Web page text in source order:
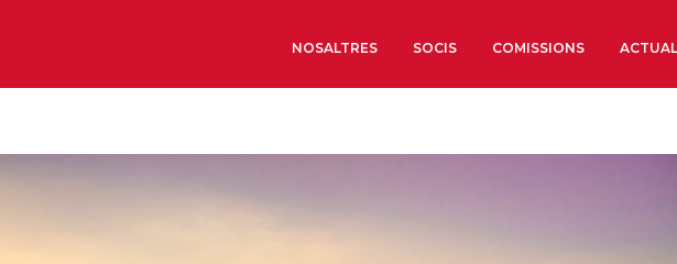
NOSALTRES SOCIS COMISSIONS